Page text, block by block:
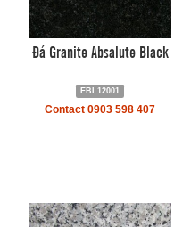
Đá Granite Absalute Black
EBL12001
Contact 0903 598 407